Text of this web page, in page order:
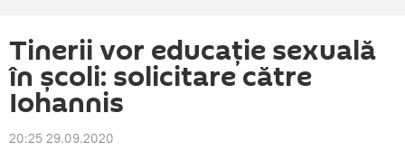
Tinerii vor educație sexuală
în școli: solicitare către
Iohannis
20:25 29.09.2020